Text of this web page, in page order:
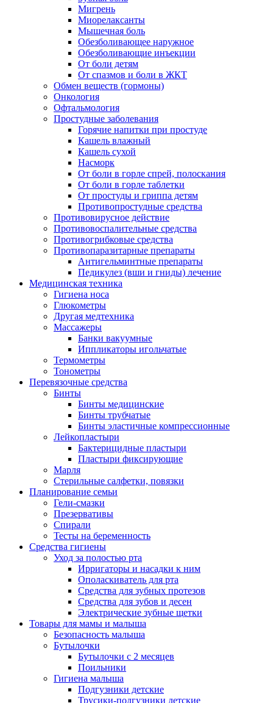
Мигрень
Миорелаксанты
Мышечная боль
Обезболивающее наружное
Обезболивающие инъекции
От боли детям
От спазмов и боли в ЖКТ
Обмен веществ (гормоны)
Онкология
Офтальмология
Простудные заболевания
Горячие напитки при простуде
Кашель влажный
Кашель сухой
Насморк
От боли в горле спрей, полоскания
От боли в горле таблетки
От простуды и гриппа детям
Противопростудные средства
Противовирусное действие
Противовоспалительные средства
Противогрибковые средства
Противопаразитарные препараты
Антигельминтные препараты
Педикулез (вши и гниды) лечение
Медицинская техника
Гигиена носа
Глюкометры
Другая медтехника
Массажеры
Банки вакуумные
Иппликаторы игольчатые
Термометры
Тонометры
Перевязочные средства
Бинты
Бинты медицинские
Бинты трубчатые
Бинты эластичные компрессионные
Лейкопластыри
Бактерицидные пластыри
Пластыри фиксирующие
Марля
Стерильные салфетки, повязки
Планирование семьи
Гели-смазки
Презервативы
Спирали
Тесты на беременность
Средства гигиены
Уход за полостью рта
Ирригаторы и насадки к ним
Ополаскиватель для рта
Средства для зубных протезов
Средства для зубов и десен
Электрические зубные щетки
Товары для мамы и малыша
Безопасность малыша
Бутылочки
Бутылочки с 2 месяцев
Поильники
Гигиена малыша
Подгузники детские
Трусики-подгузники детские